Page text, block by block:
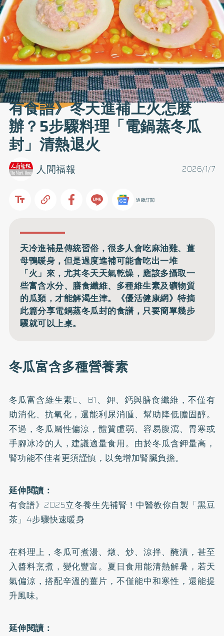
有食譜》冬天進補上火怎麼
辦？5步驟料理「電鍋蒸冬瓜
封」清熱退火
2026/1/7
人間福報
追蹤訂閱
天冷進補是傳統習俗，很多人會吃麻油雞、薑
母鴨暖身，但是過度進補可能會吃出一堆
「火」來，尤其冬天天氣乾燥，應該多攝取一
些富含水分、膳食纖維、多種維生素及礦物質
的瓜類，才能解渴生津。《優活健康網》特摘
此篇分享電鍋蒸冬瓜封的食譜，只要簡單幾步
驟就可以上桌。
冬瓜富含多種營養素
冬瓜富含維生素C、B1、鉀、鈣與膳食纖維，不僅有
助消化、抗氧化，還能利尿消腫、幫助降低膽固醇。
不過，冬瓜屬性偏涼，體質虛弱、容易腹瀉、胃寒或
手腳冰冷的人，建議適量食用。由於冬瓜含鉀量高，
腎功能不佳者更須謹慎，以免增加腎臟負擔。
延伸閱讀：
有食譜》2025立冬養生先補腎！中醫教你自製「黑豆
茶」4步驟快速暖身
在料理上，冬瓜可煮湯、燉、炒、涼拌、醃漬，甚至
入醬料烹煮，變化豐富。夏日食用能清熱解暑，若天
氣偏涼，搭配辛溫的薑片，不僅能中和寒性，還能提
升風味。
延伸閱讀：